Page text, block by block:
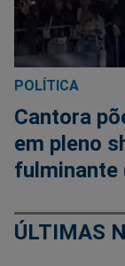
POLÍTICA
Cantora
em pleno
fulminante
ÚLTIMAS